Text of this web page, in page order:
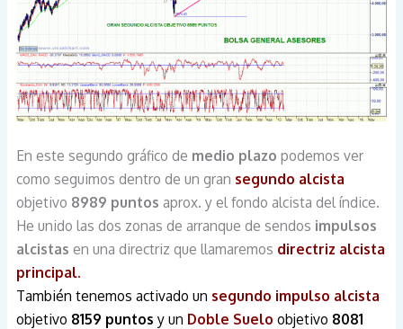
En este segundo gráfico de medio plazopodemos ver
como seguimos dentro de un gran segundo alcista
objetivo 8989 puntosaprox. y el fondo alcista del índice.
He unido las dos zonas de arranque de sendos impulsos
alcistas en una directriz que llamaremos directriz alcista
principal.
También tenemos activado un segundo impulso alcista
objetivo 8159 puntos y un Doble Suelo objetivo 8081